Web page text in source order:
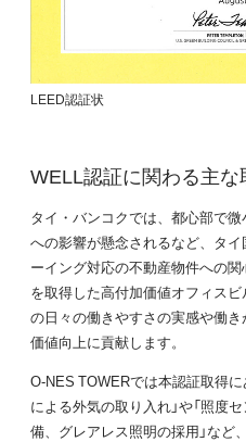
LEED認証状
WELL認証に関わる主
タイ・バンコクでは、都心部で微
への影響が懸念されるなど、タ
ーイング対応の不動産物件への
を取得した高付加価値オフィス
の日々の働きやすさの実感や働
価値向上に貢献します。
O-NES TOWERでは本認証取得
による外気の取り入れ」や「照度
備、グレアレス照明の採用」な